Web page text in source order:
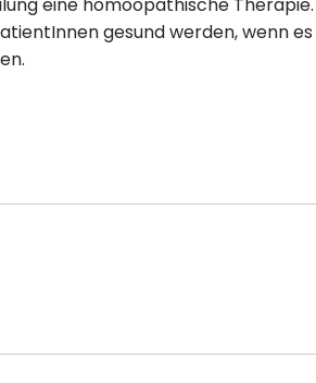
eine homöopathische
gesund werden, wenn